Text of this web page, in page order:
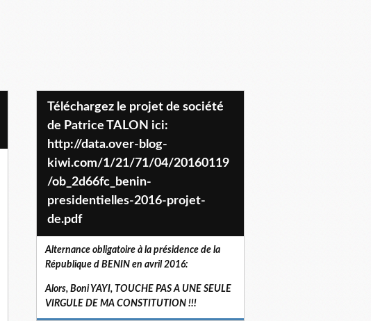
Téléchargez le projet de société
de Patrice TALON ici:
http://data.over-blog-
kiwi.com/1/21/71/04/20160119
/ob_2d66fc_benin-
presidentielles-2016-projet-
de.pdf
Alternance obligatoire à la présidence de la
République d BENIN en avril 2016:
Alors, Boni YAYI, TOUCHE PAS A UNE SEULE
VIRGULE DE MA CONSTITUTION !!!